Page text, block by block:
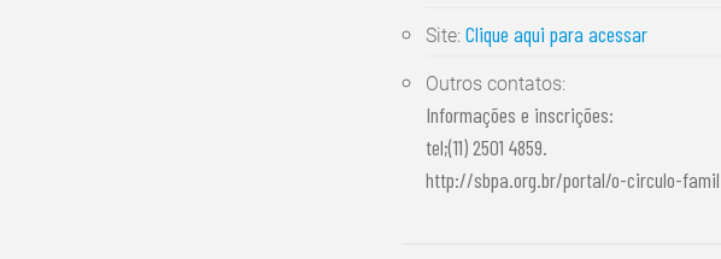
Site:Clique aqui para acessar
Outros contatos:
Informações e inscrições:
tel;(11) 2501 4859.
http://sbpa.org.br/portal/o-circulo-